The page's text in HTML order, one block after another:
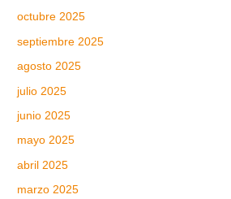
octubre 2025
septiembre 2025
agosto 2025
julio 2025
junio 2025
mayo 2025
abril 2025
marzo 2025